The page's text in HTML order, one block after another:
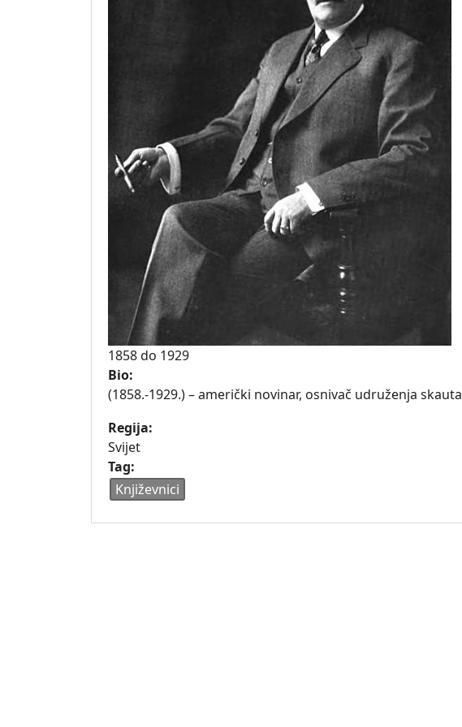
1858do 1929
Bio:
(1858.-1929.) – američki novinar, osnivač udruženja skauta
Regija:
Svijet
Tag:
Književnici